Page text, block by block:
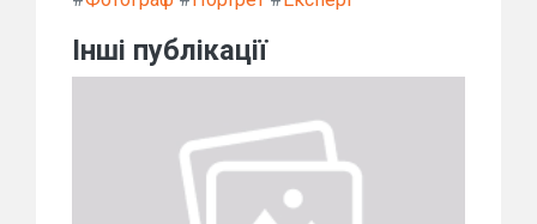
Інші публікації